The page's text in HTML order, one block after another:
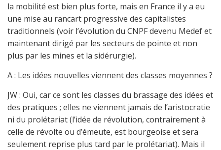
la mobilité est bien plus forte, mais en France il y a eu
une mise au rancart progressive des capitalistes
traditionnels (voir l’évolution du CNPF devenu Medef et
maintenant dirigé par les secteurs de pointe et non
plus par les mines et la sidérurgie).
A : Les idées nouvelles viennent des classes moyennes ?
JW : Oui, car ce sont les classes du brassage des idées et
des pratiques ; elles ne viennent jamais de l’aristocratie
ni du prolétariat (l’idée de révolution, contrairement à
celle de révolte ou d’émeute, est bourgeoise et sera
seulement reprise plus tard par le prolétariat). Mais il